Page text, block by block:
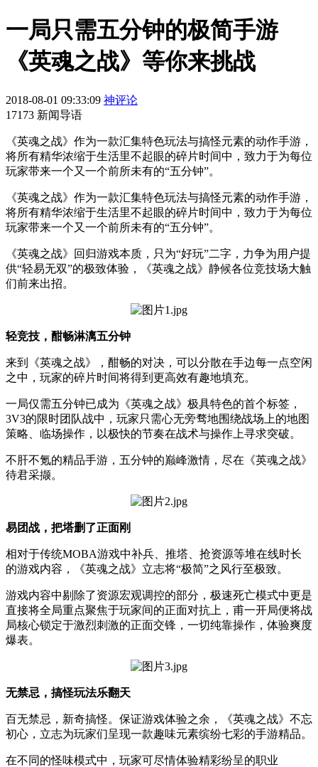
一局只需五分钟的极简手游
《英魂之战》等你来挑战
2018-08-01 09:33:09 神评论
17173 新闻导语
《英魂之战》作为一款汇集特色玩法与搞怪元素的动作手游，
将所有精华浓缩于生活里不起眼的碎片时间中，致力于为每位
玩家带来一个又一个前所未有的“五分钟”。
《英魂之战》作为一款汇集特色玩法与搞怪元素的动作手游，
将所有精华浓缩于生活里不起眼的碎片时间中，致力于为每位
玩家带来一个又一个前所未有的“五分钟”。
《英魂之战》回归游戏本质，只为“好玩”二字，力争为用户提
供“轻易无双”的极致体验，《英魂之战》静候各位竞技场大触
们前来出招。
轻竞技，酣畅淋漓五分钟
来到《英魂之战》，酣畅的对决，可以分散在手边每一点空闲
之中，玩家的碎片时间将得到更高效有趣地填充。
一局仅需五分钟已成为《英魂之战》极具特色的首个标签，
3V3的限时团队战中，玩家只需心无旁骛地围绕战场上的地图
策略、临场操作，以极快的节奏在战术与操作上寻求突破。
不肝不氪的精品手游，五分钟的巅峰激情，尽在《英魂之战》
待君采撷。
易团战，把塔删了正面刚
相对于传统MOBA游戏中补兵、推塔、抢资源等堆在线时长
的游戏内容，《英魂之战》立志将“极简”之风行至极致。
游戏内容中剔除了资源宏观调控的部分，极速死亡模式中更是
直接将全局重点聚焦于玩家间的正面对抗上，甫一开局便将战
局核心锁定于激烈刺激的正面交锋，一切纯靠操作，体验爽度
爆表。
无禁忌，搞怪玩法乐翻天
百无禁忌，新奇搞怪。保证游戏体验之余，《英魂之战》不忘
初心，立志为玩家们呈现一款趣味元素缤纷七彩的手游精品。
在不同的怪味模式中，玩家可尽情体验精彩纷呈的职业